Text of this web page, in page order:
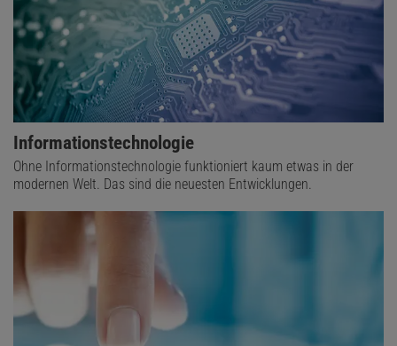
Informationstechnologie
Ohne Informationstechnologie funktioniert kaum etwas in der
modernen Welt. Das sind die neuesten Entwicklungen.